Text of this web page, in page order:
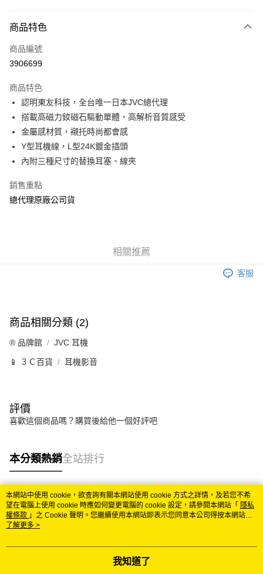
信用卡一次付款
信用卡分期付款
合作金庫商業銀行
華南商業銀行
彰化商業銀行
上海商業儲蓄銀行
台北富邦商業銀行
國泰世華商業銀行
臺灣中小企業銀行
匯豐（台灣）商業銀行
聯邦商業銀行
元大商業銀行
台新國際商業銀行
超商取貨付款
LINE Pay
Apple Pay
街口支付
悠遊付
Google Pay
線上付款後7-11取貨
每筆NT$60，滿NT$699(含以上)免運費
每筆NT$60，滿NT$699(含以上)免運費
離島宅配
每筆NT$200
商品特色
商品編號
3906699
商品特色
認明東友科技，全台唯一日本JVC總代理
搭載高磁力釹磁石驅動單體，高解析音質感受
金屬感材質，襯托時尚都會感
Y型耳機線，L型24K鍍金插頭
內附三種尺寸的替換耳塞、線夾
銷售重點
總代理原廠公司貨
相關推薦
客服
商品相關分類 (2)
®️ 品牌館 JVC 耳機
📱 ３Ｃ百貨 耳機影音
評價
喜歡這個商品嗎？購買後給他一個好評吧
本分類熱銷全站排行
熱門標籤
本網站中使用 cookie，欲查詢有關本網站使用 cookie 方式之詳情，及若您不希
望在電腦上使用 cookie 時應如何變更電腦的 cookie 設定，請參閱本網站「 隱私
權條款 」之 Cookie 聲明。您繼續使用本網站即表示您同意本公司得按本網站使
用條款之 Cookie 聲明使用 cookie。
了解更多 >
我知道了